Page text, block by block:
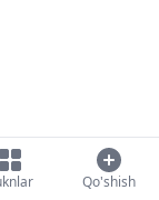
Qo'shish